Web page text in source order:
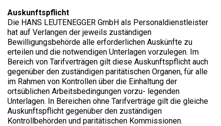
Auskunftspflicht
Die HANS LEUTENEGGER GmbH als Personaldienstleister
hat auf Verlangen der jeweils zuständigen
Bewilligungsbehörde alle erforderlichen Auskünfte zu
erteilen und die notwendigen Unterlagen vorzulegen. Im
Bereich von Tarifverträgen gilt diese Auskunftspflicht auch
gegenüber den zuständigen paritätischen Organen, für alle
im Rahmen von Kontrollen über die Einhaltung der
ortsüblichen Arbeitsbedingungen vorzu- legenden
Unterlagen. In Bereichen ohne Tarifverträge gilt die gleiche
Auskunftspflicht gegenüber den zuständigen
Kontrollbehörden und paritätischen Kommissionen.